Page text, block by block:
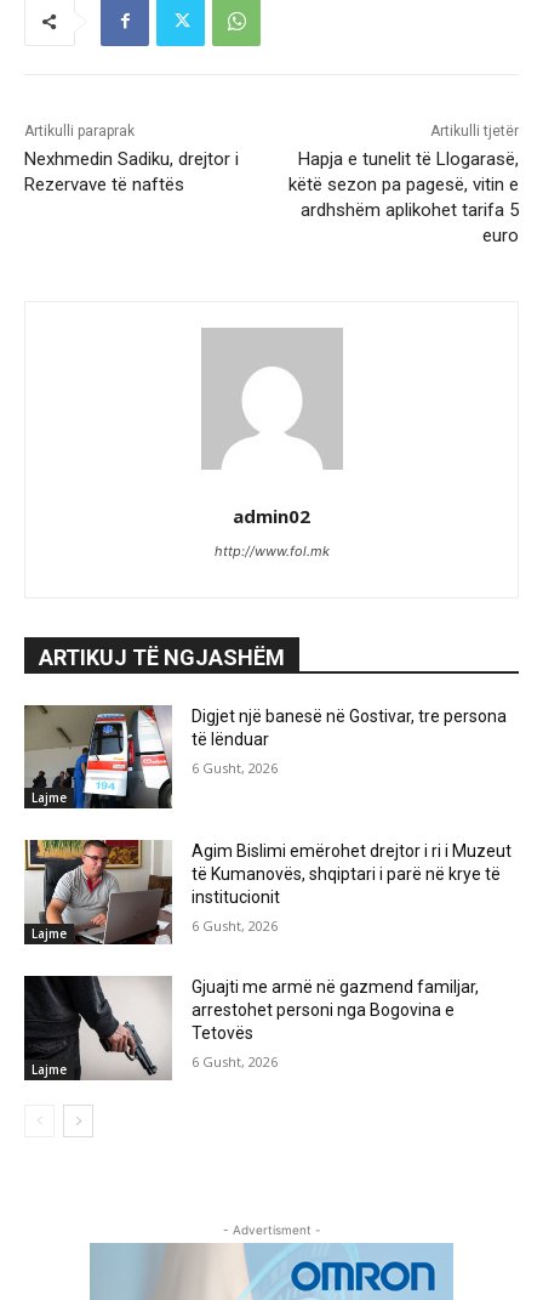
Artikulli paraprak
Nexhmedin Sadiku, drejtor i
Rezervave të naftës
Artikulli tjetër
Hapja e tunelit të Llogarasë,
këtë sezon pa pagesë, vitin e
ardhshëm aplikohet tarifa 5
euro
admin02
http://www.fol.mk
ARTIKUJ TË NGJASHËM
Lajme
Digjet një banesë në Gostivar, tre persona
të lënduar
6 Gusht, 2026
Lajme
Agim Bislimi emërohet drejtor i ri i Muzeut
të Kumanovës, shqiptari i parë në krye të
institucionit
6 Gusht, 2026
Lajme
Gjuajti me armë në gazmend familjar,
arrestohet personi nga Bogovina e
Tetovës
6 Gusht, 2026
- Advertisment -